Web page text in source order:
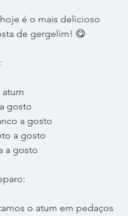
é o mais delicioso
de gergelim! 😋
gosto
a gosto
a gosto
a gosto
o atum em pedaços